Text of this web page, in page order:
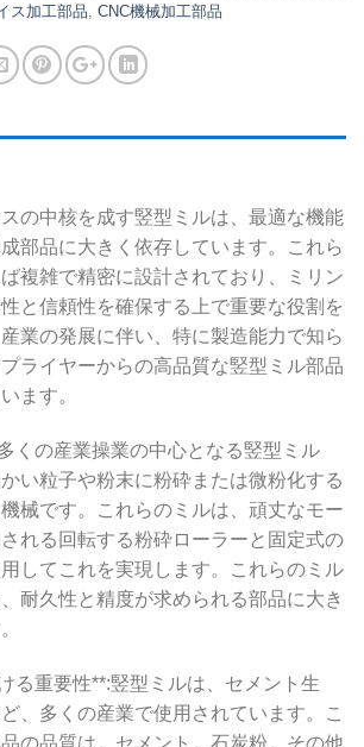
ス加工部品, CNC機械加工部品
の中核を成す竪型ミルは、最適な機能
部品に大きく依存しています。これら
複雑で精密に設計されており、ミリン
と信頼性を確保する上で重要な役割を
業の発展に伴い、特に製造能力で知ら
ライヤーからの高品質な竪型ミル部品
ます。
くの産業操業の中心となる竪型ミル
い粒子や粉末に粉砕または微粉化する
械です。これらのミルは、頑丈なモー
れる回転する粉砕ローラーと固定式の
してこれを実現します。これらのミル
耐久性と精度が求められる部品に大き
る重要性**:竪型ミルは、セメント生
、多くの産業で使用されています。こ
の品質は、セメント、石炭粉、その他